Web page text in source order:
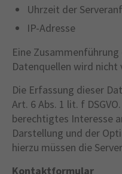
Uhrzeit der
IP-Adresse
Eine
Datenquellen wird nicht
Die Erfassung dieser
Art. 6 Abs. 1 lit. f
berechtigtes Interesse
Darstellung und der
hierzu müssen die
Kontaktformular